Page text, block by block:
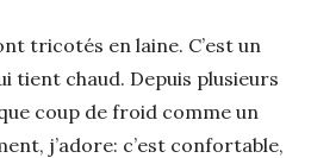
tricotés en laine. C’est un
tient chaud. Depuis plusieurs
coup de froid comme un
j’adore: c’est confortable,